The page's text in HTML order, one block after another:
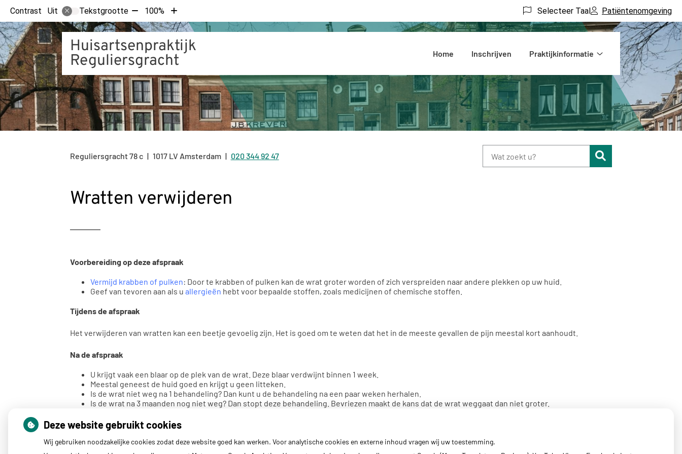
Contrast Uit Tekstgrootte Tekst
verkleinen
met
10%
100%
Tekst
vergroten
met
10%
Selecteer Taal Patiëntenomgeving
Huisartsenpraktijk
Reguliersgracht Home Inschrijven
Praktijkinformatie
Praktijkinformatie
submenu
Reguliersgracht78 c 1017 LV Amsterdam Tel:
020 344 92 47
Wratten verwijderen
Voorbereiding op deze afspraak
Vermijd krabben of pulken: Door te krabben of pulken kan de wrat groter worden of zich verspreiden naar andere plekken op uw huid.
Geef van tevoren aan als u allergieën hebt voor bepaalde stoffen, zoals medicijnen of chemische stoffen.
Tijdens de afspraak
Het verwijderen van wratten kan een beetje gevoelig zijn. Het is goed om te weten dat het in de meeste gevallen de pijn meestal kort aanhoudt.
Na de afspraak
U krijgt vaak een blaar op de plek van de wrat. Deze blaar verdwijnt binnen 1 week.
Meestal geneest de huid goed en krijgt u geen litteken.
Is de wrat niet weg na 1 behandeling? Dan kunt u de behandeling na een paar weken herhalen.
Is de wrat na 3 maanden nog niet weg? Dan stopt deze behandeling. Bevriezen maakt de kans dat de wrat weggaat dan niet groter.
Op thuisarts.nl staat meer informatie over wratten:
Deze website gebruikt cookies
Wij gebruiken noodzakelijke cookies zodat deze website goed kan werken. Voor analytische cookies en externe inhoud vragen wij uw toestemming.